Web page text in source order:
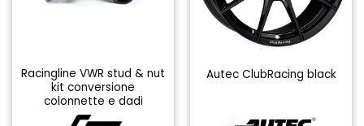
Racingline VWR stud & nut
kit conversione
colonnette e dadi
Autec ClubRacing black